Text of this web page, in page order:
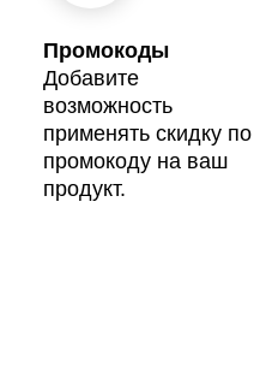
Промокоды
Добавите
возможность
применять скидку по
промокоду на ваш
продукт.